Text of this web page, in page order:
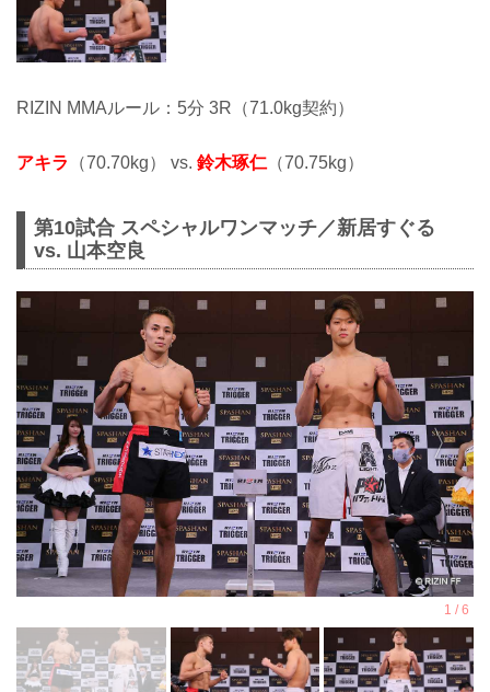
RIZIN MMAルール：5分 3R（71.0kg契約）
アキラ （70.70kg） vs. 鈴木琢仁 （70.75kg）
第10試合 スペシャルワンマッチ／新居すぐる
vs. 山本空良